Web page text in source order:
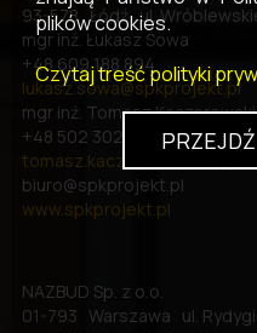
93-578 Łódź ul.
mgr inż. Łukasz Sowa
+48 609 188 894
lukasz.sowa@spkprojekt.pl
mgr inż. Tomasz Kaczorowski
+48 502 302 045
tomasz.kaczorowski@wp.pl
biuro@spkprojekt.pl
www.spkprojekt.pl
NAZBUD Sp. z o.o.
01-793 Warszawa ul.
plików cookies.
Czytaj treść polityki